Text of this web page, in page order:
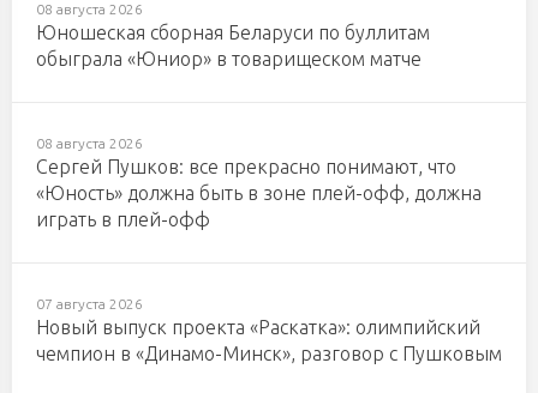
08 августа 2026
Юношеская сборная Беларуси по буллитам
обыграла «Юниор» в товарищеском матче
08 августа 2026
Сергей Пушков: все прекрасно понимают, что
«Юность» должна быть в зоне плей-офф, должна
играть в плей-офф
07 августа 2026
Новый выпуск проекта «Раскатка»: олимпийский
чемпион в «Динамо-Минск», разговор с Пушковым